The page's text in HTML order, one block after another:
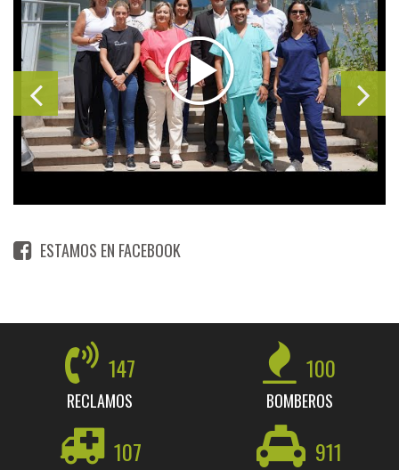
ESTAMOS EN FACEBOOK
147
RECLAMOS
100
BOMBEROS
107 911